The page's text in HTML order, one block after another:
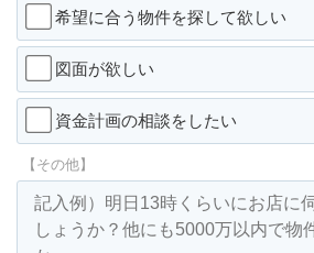
希望に合う物件を探して欲しい
図面が欲しい
資金計画の相談をしたい
【その他】